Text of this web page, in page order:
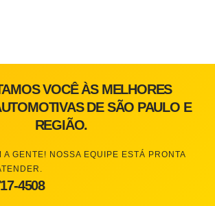
VOCÊ ÀS MELHORES
DE SÃO PAULO E
REGIÃO.
A GENTE! NOSSA EQUIPE ESTÁ PRONTA
4508